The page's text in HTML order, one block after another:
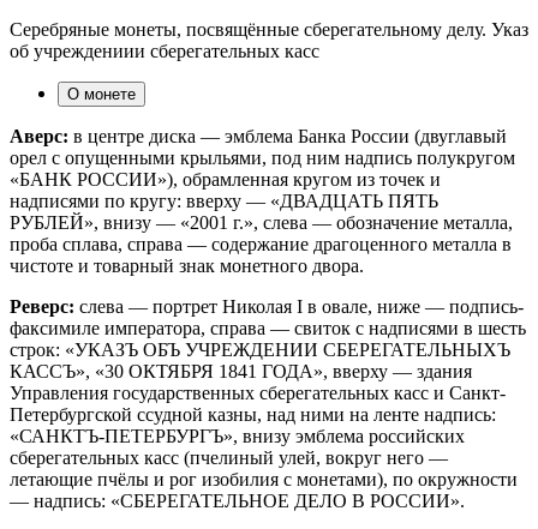
Серебряные монеты, посвящённые сберегательному делу. Указ
об учреждениии сберегательных касс
О монете
Аверс: в центре диска — эмблема Банка России (двуглавый
орел с опущенными крыльями, под ним надпись полукругом
«БАНК РОССИИ»), обрамленная кругом из точек и
надписями по кругу: вверху — «ДВАДЦАТЬ ПЯТЬ
РУБЛЕЙ», внизу — «2001 г.», слева — обозначение металла,
проба сплава, справа — содержание драгоценного металла в
чистоте и товарный знак монетного двора.
Реверс: слева — портрет Николая I в овале, ниже — подпись-
факсимиле императора, справа — свиток с надписями в шесть
строк: «УКАЗЪ ОБЪ УЧРЕЖДЕНИИ СБЕРЕГАТЕЛЬНЫХЪ
КАССЪ», «30 ОКТЯБРЯ 1841 ГОДА», вверху — здания
Управления государственных сберегательных касс и Санкт-
Петербургской ссудной казны, над ними на ленте надпись:
«САНКТЪ-ПЕТЕРБУРГЪ», внизу эмблема российских
сберегательных касс (пчелиный улей, вокруг него —
летающие пчёлы и рог изобилия с монетами), по окружности
— надпись: «СБЕРЕГАТЕЛЬНОЕ ДЕЛО В РОССИИ».